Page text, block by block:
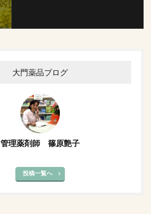
大門薬品ブログ
管理薬剤師 篠原艶子
投稿一覧へ